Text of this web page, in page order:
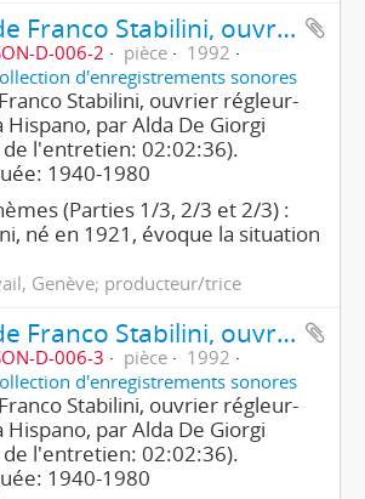
Interview de Franco Stabilini, ouvrier régleur-appareilleur (2e partie/3)
D-006-2 pièce
1992
d'enregistrements sonores
Stabilini, ouvrier régleur-
par Alda De Giorgi
l'entretien: 02:02:36).
1940-1980
(Parties 1/3, 2/3 et 2/3) :
né en 1921, évoque la situation
Genève; producteur/trice
Interview de Franco Stabilini, ouvrier régleur-appareilleur (3e partie/3)
D-006-3 pièce
1992
d'enregistrements sonores
Stabilini, ouvrier régleur-
par Alda De Giorgi
l'entretien: 02:02:36).
1940-1980